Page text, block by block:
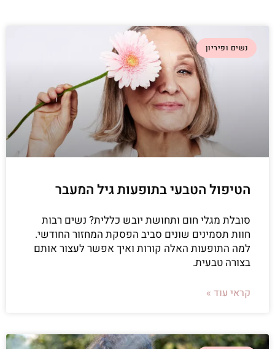
נשים ופיריון
הטיפול הטבעי בתופעות גיל המעבר
סובלת מגלי חום ותחושת יובש כללית? נשים רבות
חוות תסמינים שונים סביב הפסקת המחזור החודשי.
למה התופעות האלה קורות ואיך אפשר לעצור אותם
בצורה טבעית.
קראי עוד »